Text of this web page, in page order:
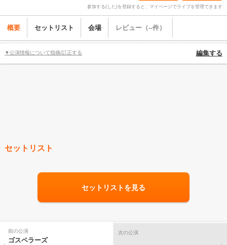
参加する(した)を登録すると、マイページでライブを管理できます
概要 セットリスト 会場 レビュー（--件）
▼公演情報について指摘/訂正する 編集する
セットリスト
セットリストを見る
前の公演
ゴスペラーズ
次の公演